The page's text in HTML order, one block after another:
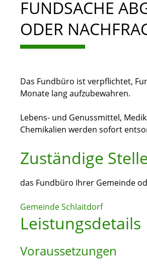
FUNDSACHE
ODER
Das Fundbüro ist verpflichtet,
Monate lang aufzubewahren.
Lebens- und Genussmittel,
Chemikalien werden sofort
Zuständige
das Fundbüro Ihrer Gemeinde
Gemeinde Schlaitdorf
Leistungsdetails
Voraussetzungen